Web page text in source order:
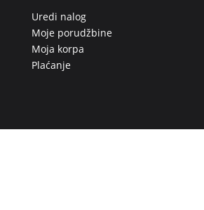
Uredi nalog
Moje porudžbine
Moja korpa
Plaćanje